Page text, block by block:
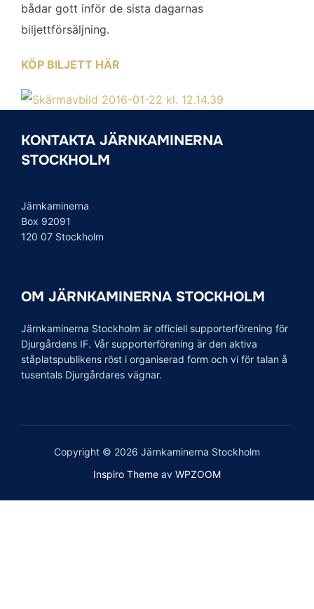
bådar gott inför de sista dagarnas
biljettförsäljning.
KÖP BILJETT HÄR
KONTAKTA JÄRNKAMINERNA
STOCKHOLM
Järnkaminerna
Box 92091
120 07 Stockholm
OM JÄRNKAMINERNA STOCKHOLM
Järnkaminerna Stockholm är officiell supporterförening för
Djurgårdens IF. Vår supporterförening är den aktiva
ståplatspublikens röst i organiserad form och vi för talan å
tusentals Djurgårdares vägnar.
Copyright © 2026 Järnkaminerna Stockholm
Inspiro Theme av WPZOOM